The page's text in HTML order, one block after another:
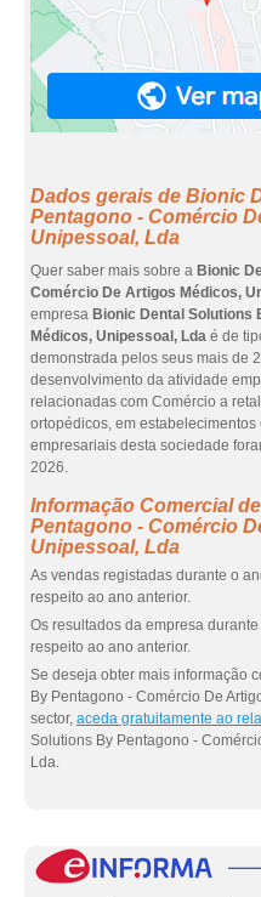
Dados gerais de Bionic
Pentagono - Comércio
Unipessoal, Lda
Quer saber mais sobre a Bionic
Comércio De Artigos Médicos,
empresa Bionic Dental Solutions
Médicos, Unipessoal, Lda é de
demonstrada pelos seus mais de
desenvolvimento da atividade
relacionadas com Comércio a
ortopédicos, em
empresariais desta sociedade
2026.
Informação Comercial
Pentagono - Comércio
Unipessoal, Lda
As vendas registadas durante o
respeito ao ano anterior.
Os resultados da empresa
respeito ao ano anterior.
Se deseja obter mais informação
By Pentagono - Comércio De
sector, aceda gratuitamente ao
Solutions By Pentagono -
Lda.